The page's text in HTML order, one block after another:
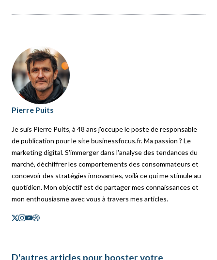
Pierre Puits
Je suis Pierre Puits, à 48 ans j'occupe le poste de responsable
de publication pour le site businessfocus.fr. Ma passion ? Le
marketing digital. S'immerger dans l'analyse des tendances du
marché, déchiffrer les comportements des consommateurs et
concevoir des stratégies innovantes, voilà ce qui me stimule au
quotidien. Mon objectif est de partager mes connaissances et
mon enthousiasme avec vous à travers mes articles.
D'autres articles pour booster votre